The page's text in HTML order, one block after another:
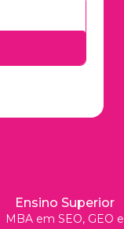
Ensino Superior
MBA em SEO, GEO e